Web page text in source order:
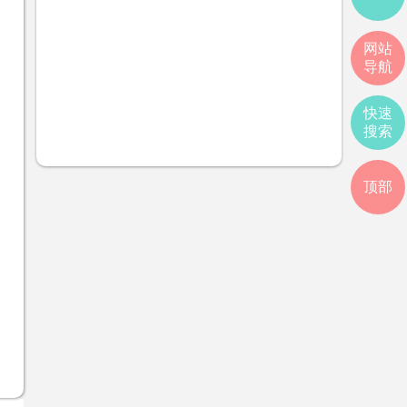
网站
导航
快速
搜索
顶部